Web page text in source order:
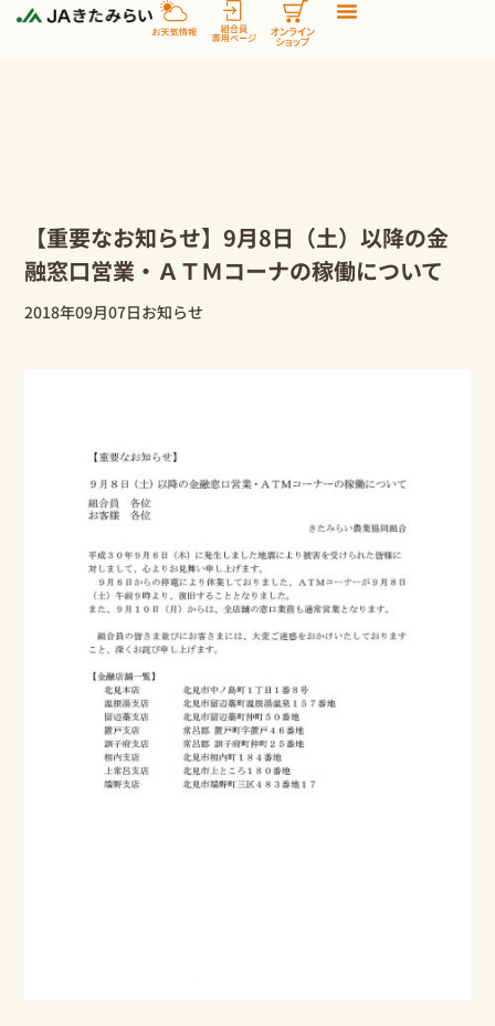
【重要なお知らせ】9月8日（土）以降の金
融窓口営業・ＡＴＭコーナの稼働について
2018年09月07日お知らせ